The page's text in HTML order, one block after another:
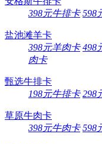
398元牛排卡 598
盐池滩羊卡
398元羊肉卡 498
肉卡
甄选牛排卡
198元牛排卡 298
草原牛肉卡
398元牛肉卡 598